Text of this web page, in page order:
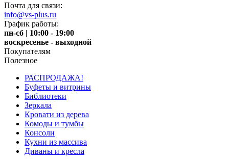
Почта для связи:
info@vs-plus.ru
График работы:
пн-сб | 10:00 - 19:00
воскресенье - выходной
Покупателям
Полезное
РАСПРОДАЖА!
Буфеты и витрины
Библиотеки
Зеркала
Кровати из дерева
Комоды и тумбы
Консоли
Кухни из массива
Диваны и кресла